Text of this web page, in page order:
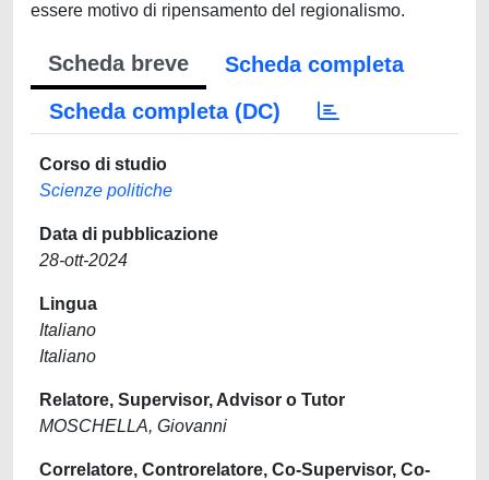
essere motivo di ripensamento del regionalismo.
Scheda breve
Scheda completa
Scheda completa (DC)
Corso di studio
Scienze politiche
Data di pubblicazione
28-ott-2024
Lingua
Italiano
Italiano
Relatore, Supervisor, Advisor o Tutor
MOSCHELLA, Giovanni
Correlatore, Controrelatore, Co-Supervisor, Co-